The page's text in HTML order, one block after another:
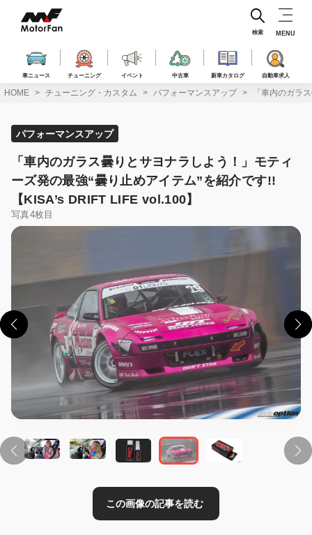
ス
車ニュース チューニング イベント 中古車 新車カタログ 自動車求人
検索 MENU
HOME チューニング・カスタム パフォーマンスアップ 「車内のガラ
パフォーマンスアップ
「車内のガラス曇りとサヨナラしよう！」モティ
ーズ発の最強“曇り止めアイテム”を紹介です!!
【KISA’s DRIFT LIFE vol.100】
写真4枚目
この画像の記事を読む